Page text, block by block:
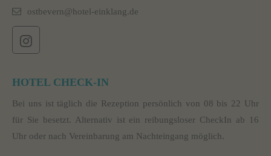
ostbevern@hotel-einklang.de
HOTEL CHECK-IN
Bei uns ist täglich die Rezeption persönlich von 08 bis 22 Uhr
für Sie besetzt. Alternativ ist ein reibungsloser CheckIn ab 16
Uhr oder nach Vereinbarung am Nachteingang möglich.